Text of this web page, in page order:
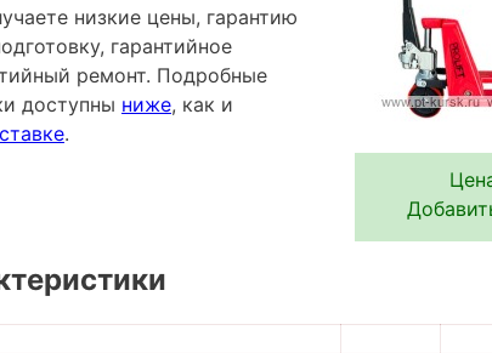
низкие цены, гарантию
гарантийное
ремонт. Подробные
доступны ниже, как и
.